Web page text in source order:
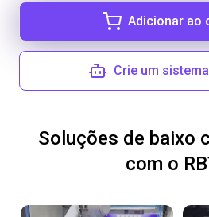
Adicionar ao
Crie um
Soluções de baixo
com o